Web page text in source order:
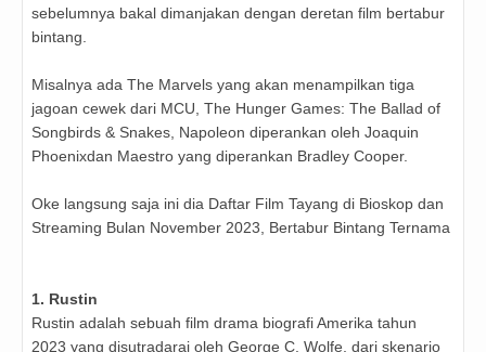
sebelumnya bakal dimanjakan dengan deretan film bertabur
bintang.
Misalnya ada The Marvels yang akan menampilkan tiga
jagoan cewek dari MCU, The Hunger Games: The Ballad of
Songbirds & Snakes, Napoleon diperankan oleh Joaquin
Phoenixdan Maestro yang diperankan Bradley Cooper.
Oke langsung saja ini dia Daftar Film Tayang di Bioskop dan
Streaming Bulan November 2023, Bertabur Bintang Ternama
1. Rustin
Rustin adalah sebuah film drama biografi Amerika tahun
2023 yang disutradarai oleh George C. Wolfe, dari skenario